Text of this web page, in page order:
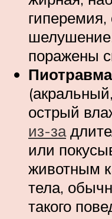
гиперемия,
поражены
острый
из-за
или
животным
тела,
такого